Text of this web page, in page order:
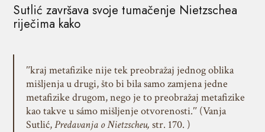
Sutlić završava svoje tumačenje Nietzschea
riječima kako
ʺkraj metafizike nije tek preobražaj jednog oblika
mišljenja u drugi, što bi bila samo zamjena jedne
metafizike drugom, nego je to preobražaj metafizike
kao takve u sámo mišljenje otvorenosti.ʺ (Vanja
Sutlić,Predavanja o Nietzscheu, str. 170. )